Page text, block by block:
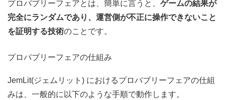
プロバブリーフェアとは、簡単に言うと、 ゲームの結果が
完全にランダムであり、運営側が不正に操作できないこと
を証明する技術のことです。
プロバブリーフェアの仕組み
JemLit(ジェムリット) におけるプロバブリーフェアの仕組
みは、一般的に以下のような手順で動作します。